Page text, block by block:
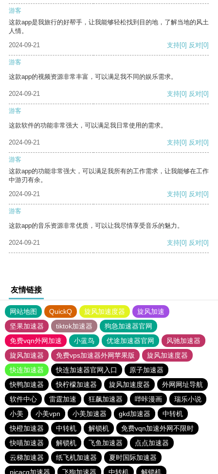
游客
这款app是我旅行的好帮手，让我能够轻松找到目的地，了解当地的风土
人情。
2024-09-21
支持[0] 反对[0]
游客
这款app的视频资源非常丰富，可以满足我不同的娱乐需求。
2024-09-21 支持[0] 反对[0]
游客
这款软件的功能非常强大，可以满足我日常使用的需求。
2024-09-21 支持[0] 反对[0]
游客
这款app的功能非常强大，可以满足我所有的工作需求，让我能够在工作
中游刃有余。
2024-09-21
支持[0] 反对[0]
游客
这款app的音乐资源非常优质，可以让我尽情享受音乐的魅力。
2024-09-21 支持[0] 反对[0]
友情链接
网站地图 QuickQ 旋风加速度器
旋风加速
坚果加速器
tiktok加速器
狗急加速器官网
免费vqn外网加速
小蓝鸟 优途加速器官网
风驰加速器
旋风加速器
免费vps加速器外网苹果版
旋风加速度器
快连加速器
快连加速器官网入口
原子加速器
快鸭加速器
快柠檬加速器 旋风加速度器
外网网址导航
软件中心
雷霆加速 狂飙加速器 哔咔漫画
瑞乐小说
小美
小美vpn 小美加速器 gkd加速器
中转机
快橙加速器
中转机 解锁机
免费vqn加速外网不限时
快喵加速器
解锁机 飞鱼加速器
点点加速器
云梯加速器
纸飞机加速器
夏时国际加速器
picacg加速器
飞狗加速器 中转机 解锁机